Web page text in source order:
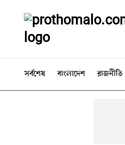
সর্বশেষ বাংলাদেশ রাজনীতি